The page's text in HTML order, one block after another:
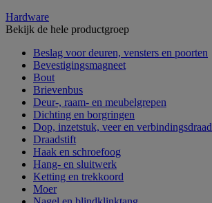
Hardware
Bekijk de hele productgroep
Beslag voor deuren, vensters en poorten
Bevestigingsmagneet
Bout
Brievenbus
Deur-, raam- en meubelgrepen
Dichting en borgringen
Dop, inzetstuk, veer en verbindingsdraad
Draadstift
Haak en schroefoog
Hang- en sluitwerk
Ketting en trekkoord
Moer